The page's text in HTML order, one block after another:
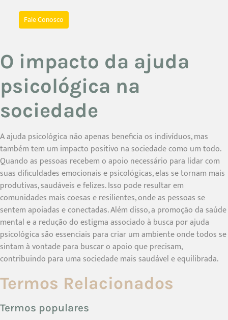
Fale Conosco
O impacto da ajuda
psicológica na
sociedade
A ajuda psicológica não apenas beneficia os indivíduos, mas
também tem um impacto positivo na sociedade como um todo.
Quando as pessoas recebem o apoio necessário para lidar com
suas dificuldades emocionais e psicológicas, elas se tornam mais
produtivas, saudáveis e felizes. Isso pode resultar em
comunidades mais coesas e resilientes, onde as pessoas se
sentem apoiadas e conectadas. Além disso, a promoção da saúde
mental e a redução do estigma associado à busca por ajuda
psicológica são essenciais para criar um ambiente onde todos se
sintam à vontade para buscar o apoio que precisam,
contribuindo para uma sociedade mais saudável e equilibrada.
Termos Relacionados
Termos populares